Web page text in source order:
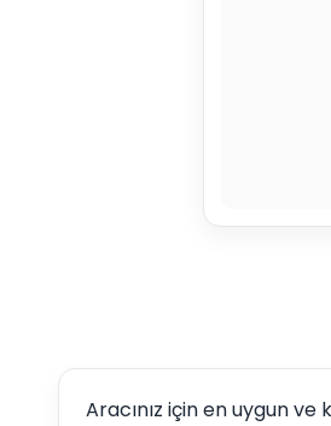
Aracınız için en uygun